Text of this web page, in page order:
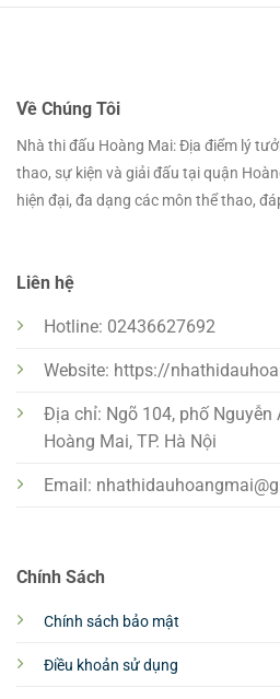
Về Chúng Tôi
Nhà thi đấu Hoàng Mai: Địa điểm lý
thao, sự kiện và giải đấu tại quận
hiện đại, đa dạng các môn thể thao,
Chính Sách
Chính sách bảo mật
Điều khoản sử dụng
Liên hệ
Hotline: 02436627692
Website: https://
Địa chỉ: Ngõ 104, phố Nguyễn
Hoàng Mai, TP. Hà Nội
Email: